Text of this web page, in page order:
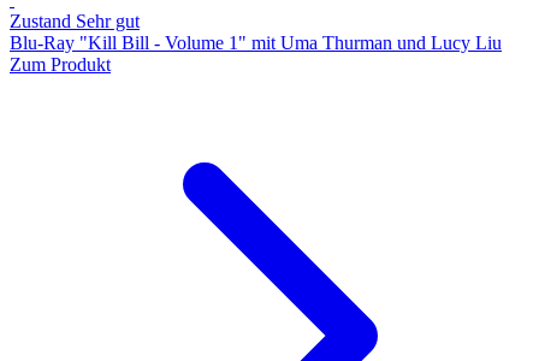
Zustand Sehr gut
Blu-Ray "Kill Bill - Volume 1" mit Uma Thurman und Lucy Liu
Zum Produkt